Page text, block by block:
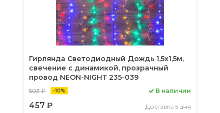
Гирлянда Светодиодный Дождь 1,5x1,5м,
свечение с динамикой, прозрачный
провод NEON-NIGHT 235-039
503 ₽ -10%
457 ₽
В наличии
Доставка 5 дня